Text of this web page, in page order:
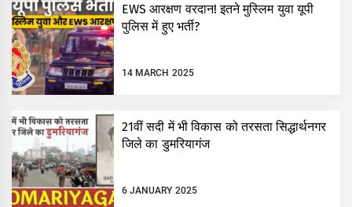
EWS आरक्षण वरदान! इतने मुस्लिम युवा यूपी
पुलिस में हुए भर्ती?
14 MARCH 2025
21वीं सदी में भी विकास को तरसता सिद्धार्थनगर
जिले का डुमरियागंज
6 JANUARY 2025